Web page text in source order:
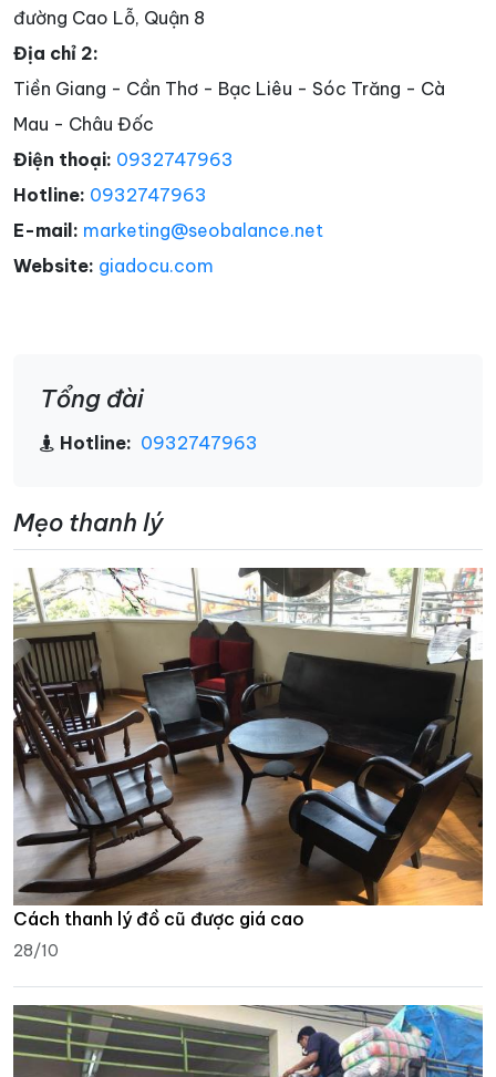
đường Cao Lỗ, Quận 8
Địa chỉ 2:
Tiền Giang - Cần Thơ - Bạc Liêu - Sóc Trăng - Cà
Mau - Châu Đốc
Điện thoại: 0932747963
Hotline: 0932747963
E-mail: marketing@seobalance.net
Website: giadocu.com
Tổng đài
Hotline: 0932747963
Mẹo thanh lý
Cách thanh lý đồ cũ được giá cao
28/10